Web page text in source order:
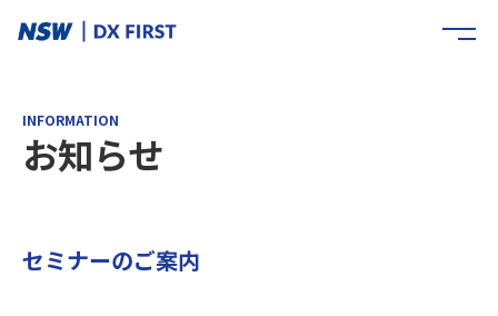
INFORMATION
お知らせ
セミナーのご案内